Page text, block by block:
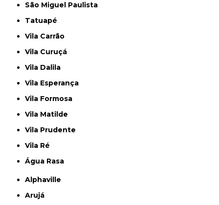
São Miguel Paulista
Tatuapé
Vila Carrão
Vila Curuçá
Vila Dalila
Vila Esperança
Vila Formosa
Vila Matilde
Vila Prudente
Vila Ré
Água Rasa
Alphaville
Arujá